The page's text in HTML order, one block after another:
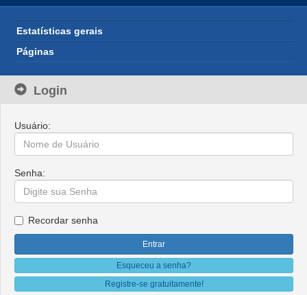
Estatísticas gerais
Páginas
Login
Usuário:
Senha:
Recordar senha
Esqueceu a senha?
Registre-se gratuitamente!